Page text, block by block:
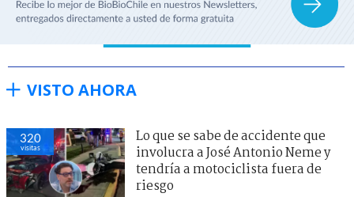
VISTO AHORA
320
visitas
Lo que se sabe de accidente que
involucra a José Antonio Neme y
tendría a motociclista fuera de
riesgo